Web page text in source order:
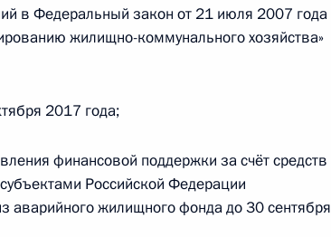
о перспективах развития космической
в Федеральный закон от 21 июля 2007 года
жилищно-коммунального хозяйства»
2017 года;
финансовой поддержки за счёт средств
Российской Федерации
аварийного жилищного фонда до 30 сентября